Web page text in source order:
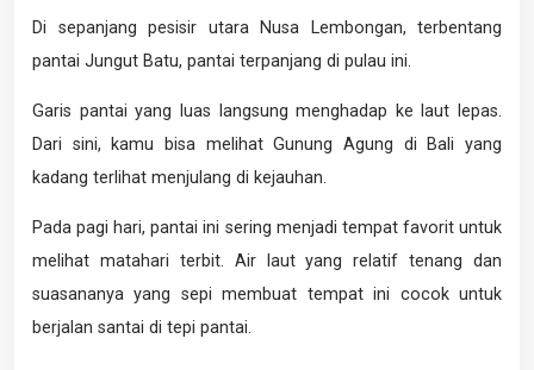
Di sepanjang pesisir utara Nusa Lembongan, terbentang
pantai Jungut Batu, pantai terpanjang di pulau ini.
Garis pantai yang luas langsung menghadap ke laut lepas.
Dari sini, kamu bisa melihat Gunung Agung di Bali yang
kadang terlihat menjulang di kejauhan.
Pada pagi hari, pantai ini sering menjadi tempat favorit untuk
melihat matahari terbit. Air laut yang relatif tenang dan
suasananya yang sepi membuat tempat ini cocok untuk
berjalan santai di tepi pantai.